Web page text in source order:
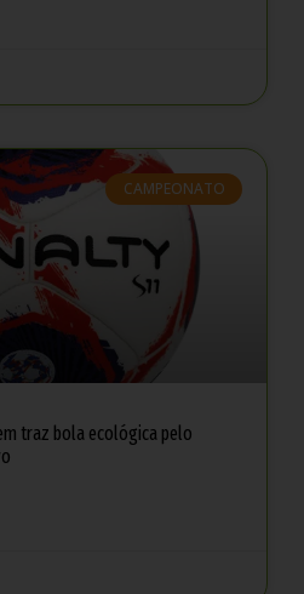
CAMPEONATO
traz bola ecológica pelo